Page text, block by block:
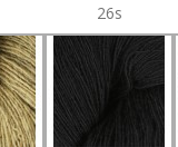
26s